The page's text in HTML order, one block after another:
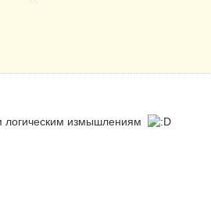
логическим измышлениям